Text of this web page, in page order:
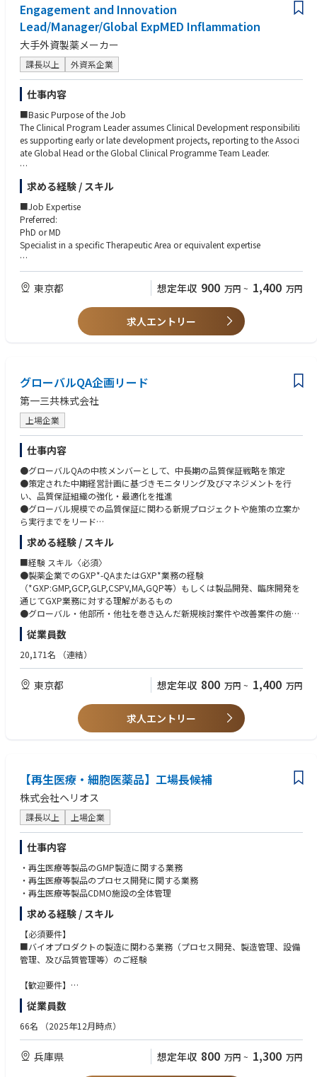
・新工場、新試運転室、または新規試験設備立上げの経験
・試験法移管、分析法バリデーション、分析技術レポリケーションの経験
・PMDA、FDA などの他国規制当局による GMP に関する試験対応の経験
・理化学試験、生化学試験、微生物試験、無菌試験、エンドトキシン試
験、環境モニタリング等に関する知見または実務経験
・外部委託試験機関の選定、管理、監査経験
・LIMS、電子記録、試験データ管理、CSV、データインテグリティに関す
る知識または実務経験
・英語による技術文書・品質文書の読解、海外技術パートナーとのコミュ
ニケーション経験
・海外パートナーとの品質管理・技術移管プロジェクト経験
Engagement and Innovation
Lead/Manager/Global ExpMED Inflammation
大手外資製薬メーカー
課長以上 外資系企業
仕事内容
■Basic Purpose of the Job
The Clinical Program Leader assumes Clinical Development responsibiliti
es supporting early or late development projects, reporting to the Associ
ate Global Head or the Global Clinical Programme Team Leader.
The Clinical Program Leader has a medical leadership role for a project o
r a portion of a project in clinical development, usually at Start of Develo
pment through Phase I–III.
The Clinical Program Leader provides medical/scientific, technical, and
managerial direction to plans, programs, and procedures within project
and indication areas to effectively develop new compounds and/or opti
The Clinical Program Leader in Experimental Medicine Japan assumes res
ponsibility for engaging External Experts (EEs) in Japan. A core element o
f this role is identifying and engaging experts with expertise in:
・Early clinical development
arly clinical development strategy.
■Accountabilities
Clinical Development Leadership
Represents the specific Therapeutic Area on International Multidisciplinar
y Core Teams and takes clinical development responsibility for assigned
projects, including:
・Definition of Target Product Profiles (TPP)
・Clinical Development Plans (CDP)
・Pediatric Investigational Plans (PIP)
・Core Clinical Trial Protocols
・Input to Project Analysis and Data Management Plans
・Investigator's Brochure
・Medical input to Company Core Data Sheet
・Annual Safety Reports / IND Safety Reports
・Preparation for key milestones:
・Start of Development
・Proof of Clinical Principle (PoCP)
・Release of Full Development
■Related Performance Indicators
・Provides medical oversight throughout protocol development, study c
・Responsible for continuous benefit-risk assessment.
・Contributes to submission strategy and regulatory filings.
・Addresses safety issues.
Serves as Chairperson of the Global Early Clinical Development (ECD) Tea
m and/or Medical Sub-Team (MST), depending on project stage.
Responsibilities include:
Proposing team members together with the (Associate) Therapeutic Area
Head.
Representing ECD/MST on:
・Core Team
・Therapeutic Area Leadership Committee (TALC)
・Clinical Expert Committee (CEC)
・Human Pharma Steering Committee (HPSC)
Additional activities:
・Oversees interactions with:
External experts
Advisory boards
Adjudication committees
Safety Data Monitoring Boards
・Reviews and approves publications related to the project in collaborat
ion with the Medical Head.
・Identifies studies that should be conducted.
求める経験 / スキル
■Job Expertise
Preferred:
PhD or MD
Specialist in a specific Therapeutic Area or equivalent expertise
■Job Impact
Responsible for the project's medical budget.
■Minimum Education / Degree Requirements
■Required Capabilities (Skills, Experience, Competencies)
PhD or MD preferred (specialist in a Therapeutic Area or equivalent) with s
trong clinical expertise.
Up to 3 years of pharmaceutical industry experience preferred.
Successful track record in planning, conducting, and publishing basic sci
ence and/or clinical research.
Strong medical and scientific leadership ability to drive high-priority proj
ects across global matrix teams, regional BI counterparts, and external p
artners.
Ability to act with composure and resilience under pressure.
Strong project management skills.
Experience interacting with regulatory authorities, international societies,
and other key stakeholders.
Strong communication and presentation skills.
Excellent cross-functional collaboration skills and ability to work effectiv
ely in virtual teams.
Ability to establish strong partnerships with top external experts, nationa
l/international societies, and other stakeholders.
Ability to engage in advanced scientific knowledge exchange.
Fluency in both Japanese and English.
東京都 想定年収 900 万円 ~ 1,400 万円
求人エントリー
グローバルQA企画リード
第一三共株式会社
上場企業
仕事内容
●グローバルQAの中核メンバーとして、中長期の品質保証戦略を策定
●策定された中期経営計画に基づきモニタリング及びマネジメントを行
い、品質保証組織の強化・最適化を推進
●グローバル規模での品質保証に関わる新規プロジェクトや施策の立案か
ら実行までをリード
●国内外のグループ会社や関連部門と連携し、横断的な課題解決やプロセ
ス改革を推進
●経営層やステークホルダーと緊密に連携し、戦略に沿った品質保証体制
の構築に貢献
≪入社後のキャリアパス≫
ジェクトのリードを担当し、QA企画職のリーダーへの育成
●強みと適性を見据え、主要QA機能のGlobal Lead/Head、海外駐在、幹
部職への登用、薬事・サプライチェーン等の他部門への活躍の場への発展
求める経験 / スキル
■経験 スキル〈必須〉
●製薬企業でのGXP*-QAまたはGXP*業務の経験
（*GXP:GMP,GCP,GLP,CSPV,MA,GQP等）もしくは製品開発、臨床開発を
通じてGXP業務に対する理解があるもの
●グローバル・他部所・他社を巻き込んだ新規検討案件や改善案件の施策
立案及びプロジェクトリードの経験
●英語力（英語での会議において、適切に応答し、自分の発言が理解・納
得されるレベル）
し、価値創造を行った経験
■経験 スキル〈尚可〉
●ITツールの開発もしくはAI等の活用による業務効率改善の経験
従業員数
20,171名 （連結）
東京都 想定年収 800 万円 ~ 1,400 万円
求人エントリー
【再生医療・細胞医薬品】工場長候補
株式会社ヘリオス
課長以上 上場企業
仕事内容
・再生医療等製品のGMP製造に関する業務
・再生医療等製品のプロセス開発に関する業務
・再生医療等製品CDMO施設の全体管理
求める経験 / スキル
【必須要件】
■バイオプロダクトの製造に関わる業務（プロセス開発、製造管理、設備
管理、及び品質管理等）のご経験
【歓迎要件】
■医薬品メーカーでの設備導入または設備保全のご経験
■再生医療等製品のプロセス開発、製造、設備保全のご経験
■医薬品若しくは再生医療等製品製造における製造管理者のご経験
【人物像】
・物事を柔軟に考えられるフレキシビリティがある方
・開発/研究/生産部門及び外部の提携先との調整がスムーズにでき、課題
従業員数
66名 （2025年12月時点）
兵庫県 想定年収 800 万円 ~ 1,300 万円